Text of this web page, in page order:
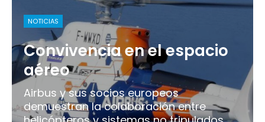
NOTICIAS
Convivencia en el espacio
aéreo
Airbus y sus socios europeos
demuestran la colaboración entre